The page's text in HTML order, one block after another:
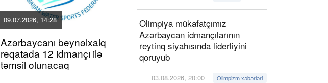
09.07.2026, 14:28
Azərbaycanı beynəlxalq
reqatada 12 idmançı ilə
təmsil olunacaq
Olimpiya mükafatçımız
Azərbaycan idmançılarının
reytinq siyahısında liderliyini
qoruyub
03.08.2026, 20:00 Olimpizm xəbərləri